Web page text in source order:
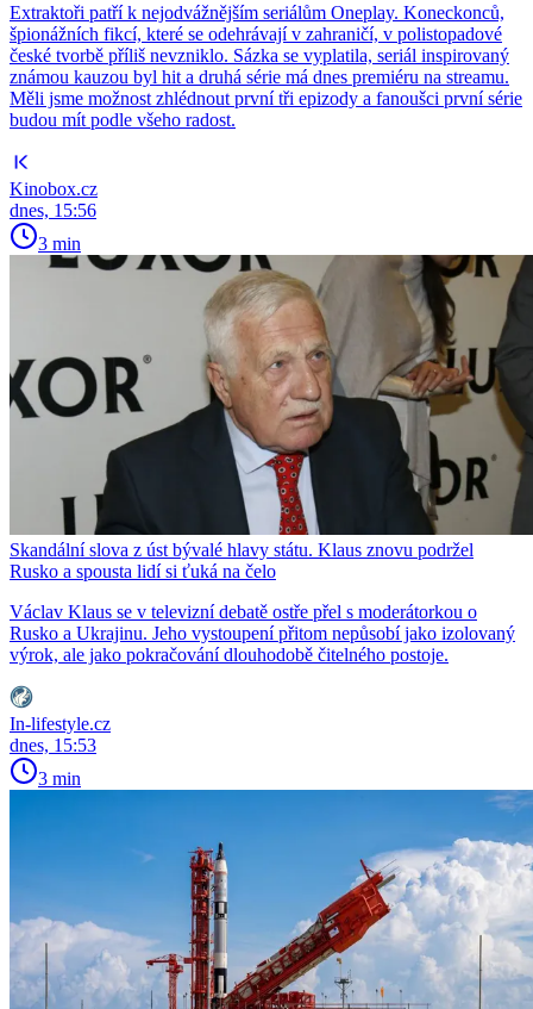
Extraktoři patří k nejodvážnějším seriálům Oneplay. Koneckonců,
špionážních fikcí, které se odehrávají v zahraničí, v polistopadové
české tvorbě příliš nevzniklo. Sázka se vyplatila, seriál inspirovaný
známou kauzou byl hit a druhá série má dnes premiéru na streamu.
Měli jsme možnost zhlédnout první tři epizody a fanoušci první série
budou mít podle všeho radost.
Kinobox.cz
dnes, 15:56
3 min
Skandální slova z úst bývalé hlavy státu. Klaus znovu podržel
Rusko a spousta lidí si ťuká na čelo
Václav Klaus se v televizní debatě ostře přel s moderátorkou o
Rusko a Ukrajinu. Jeho vystoupení přitom nepůsobí jako izolovaný
výrok, ale jako pokračování dlouhodobě čitelného postoje.
In-lifestyle.cz
dnes, 15:53
3 min